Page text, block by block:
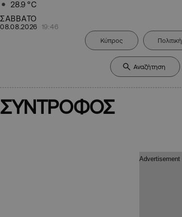
28.9 °C
ΣΑΒΒΑΤΟ
08.08.2026 19:46
Κύπρος Πολιτική
ΣΥΝΤΡΟΦΟΣ